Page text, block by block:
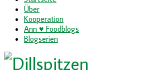
Über
Kooperation
Ann ♥ Foodblogs
Blogserien